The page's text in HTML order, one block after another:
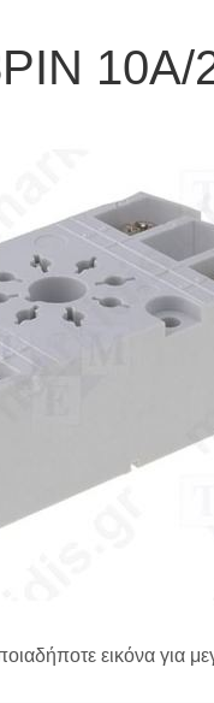
10A/
εικόνα για